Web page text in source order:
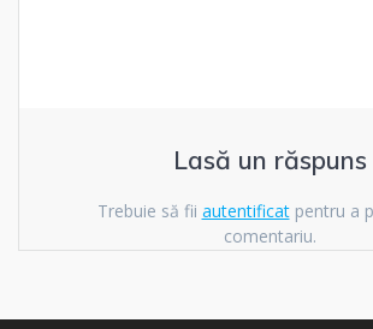
Lasă un răspuns
Trebuie să fii autentificatpentru a
comentariu.